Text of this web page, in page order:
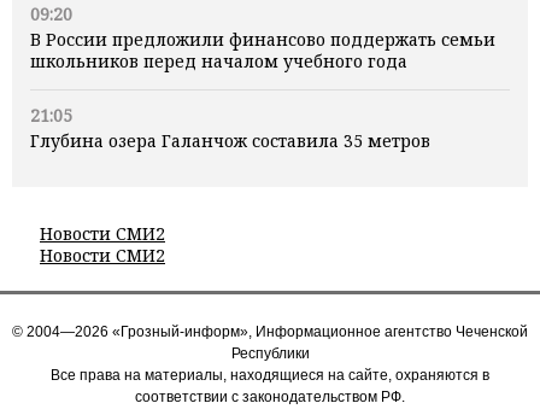
09:20
В России предложили финансово поддержать семьи
школьников перед началом учебного года
21:05
Глубина озера Галанчож составила 35 метров
Новости СМИ2
Новости СМИ2
© 2004—2026 «Грозный-информ», Информационное агентство Чеченской
Республики
Все права на материалы, находящиеся на сайте, охраняются в
соответствии с законодательством РФ.